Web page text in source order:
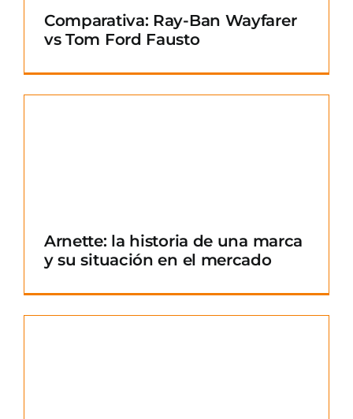
Comparativa: Ray-Ban Wayfarer
vs Tom Ford Fausto
Arnette: la historia de una marca
y su situación en el mercado